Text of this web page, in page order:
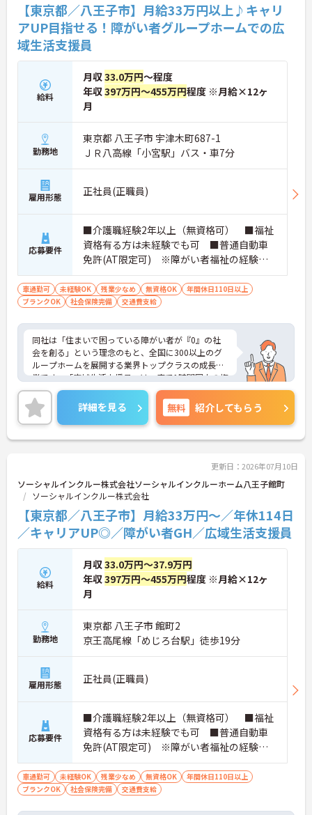
★おすすめPOINT★
・生活支援員からスタートし、サービス管理責任者
やエリアマネージャーへと続く明確なステップアッ
プの道筋が用意されています。急成長中の企業であ
るためポストも豊富にあり、専門性を高めながらマ
ネジメント職への挑戦も視野に入れていただけま
す。
・年間休日114日、残業月平均10時間程度という就
業環境に加え、産前産後休暇や育児休暇制度がしっ
かりと整備されています。オンとオフの切り替えを
明確にし、心身ともに充実した状態で長くご活躍い
ただけます。
・グループホーム一棟あたりの入居者様20名定員を
常時2～4名のスタッフで支援、国基準を上回る人員
配置や夜間複数名体制が敷かれているため、業務に
追われることなくご利用者様のペースに合わせたサ
ご自身の理想とする福祉を実践できる環境が整って
います。
【東京都／八王子市】月給33万円以上♪キャリ
アUP目指せる！障がい者グループホームでの広
域生活支援員
給料
月収33.0万円～程度
年収397万円～455万円程度 ※月給×12ヶ
月
勤務地
東京都 八王子市 宇津木町687-1
ＪＲ八高線「小宮駅」バス・車7分
雇用形態 正社員(正職員)
応募要件
■介護職経験2年以上（無資格可） ■福祉
資格有る方は未経験でも可 ■普通自動車
免許(AT限定可) ※障がい者福祉の経験は
不問です。※初任者研修資格 ヘルパー2級以
上の方、実務経験2年以上の方、障がい者福
祉に関する経験をお持ちの方大歓迎
車通勤可 未経験OK 残業少なめ 無資格OK
年間休日110日以上
ブランクOK
社会保険完備 交通費支給
同社は「住まいで困っている障がい者が『0』の社
会を創る」という理念のもと、全国に300以上のグ
ループホームを展開する業界トップクラスの成長企
業です。「広域生活支援員」は、車で1時間圏内の複
数施設を横断的に担当し、現場支援とパートスタッ
フのサポートを行うハイクラスなポジションです。
最新設備とバリアフリーが完備され、スタッフの身
体的負担が少なく、広域手当5万円が付与されるこ
とで高い給与水準を実現しています。年間休日114
効率化など、ワークライフバランスを保ちながら定
年70歳まで長期的に活躍できる制度が盤石に整って
います。複数施設を経験することで培われるマネジ
メント視点は、将来的なエリアマネージャーへのキ
ャリアアップにも直結しており、最新の環境で専門
性を発揮したいプロフェッショナルの方にお勧めで
す。
★おすすめPOINT★
・広域支援員として複数のホームを巡るため、各ホ
ームのパートスタッフの教育やサポートにも携わる
ネージャー候補としてのステップアップに直結しま
す。
があり、20代から60代まで幅広い年代が活躍してい
ます。年間休日も114日確保されているため、無理
なく長期的なキャリアを築いていただけます。
・全施設がバリアフリー設計かつ最新設備を備えて
おり、清潔感にあふれた美しい環境です。ハード面
に加え、ソフト面でも「献立の事前決定・レシピ完
備」により現場の負担が大幅に軽減されています。
ご利用者様の安全性はもちろん、働くスタッフにと
っても身体的負担が少なく、高いモチベーションを
保って業務に集中できます。
詳細を見る 無料 紹介してもらう
更新日：2026年07月10日
ソーシャルインクルー株式会社ソーシャルインクルーホーム八王子館町
ソーシャルインクルー株式会社
【東京都／八王子市】月給33万円～／年休114日
／キャリアUP◎／障がい者GH／広域生活支援員
給料
月収33.0万円～37.9万円
年収397万円～455万円程度 ※月給×12ヶ
月
勤務地
東京都 八王子市 館町2
京王高尾線「めじろ台駅」徒歩19分
雇用形態 正社員(正職員)
応募要件
■介護職経験2年以上（無資格可） ■福祉
資格有る方は未経験でも可 ■普通自動車
免許(AT限定可) ※障がい者福祉の経験は
不問です。※実務経験2年以上の方、障がい
者福祉に関する経験をお持ちの方大歓迎
車通勤可 未経験OK 残業少なめ 無資格OK
年間休日110日以上
ブランクOK
社会保険完備 交通費支給